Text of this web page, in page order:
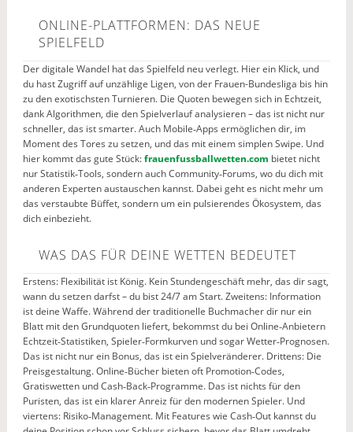
ONLINE-PLATTFORMEN: DAS NEUE
SPIELFELD
Der digitale Wandel hat das Spielfeld neu verlegt. Hier ein Klick, und
du hast Zugriff auf unzählige Ligen, von der Frauen-Bundesliga bis hin
zu den exotischsten Turnieren. Die Quoten bewegen sich in Echtzeit,
dank Algorithmen, die den Spielverlauf analysieren – das ist nicht nur
schneller, das ist smarter. Auch Mobile‑Apps ermöglichen dir, im
Moment des Tores zu setzen, und das mit einem simplen Swipe. Und
hier kommt das gute Stück:frauenfussballwetten.com bietet nicht
nur Statistik‑Tools, sondern auch Community‑Forums, wo du dich mit
anderen Experten austauschen kannst. Dabei geht es nicht mehr um
das verstaubte Büffet, sondern um ein pulsierendes Ökosystem, das
dich einbezieht.
WAS DAS FÜR DEINE WETTEN BEDEUTET
Erstens: Flexibilität ist König. Kein Stundengeschäft mehr, das dir sagt,
wann du setzen darfst – du bist 24/7 am Start. Zweitens: Information
ist deine Waffe. Während der traditionelle Buchmacher dir nur ein
Blatt mit den Grundquoten liefert, bekommst du bei Online‑Anbietern
Echtzeit‑Statistiken, Spieler‑Formkurven und sogar Wetter‑Prognosen.
Das ist nicht nur ein Bonus, das ist ein Spielveränderer. Drittens: Die
Preisgestaltung. Online‑Bücher bieten oft Promotion‑Codes,
Gratiswetten und Cash‑Back‑Programme. Das ist nichts für den
Puristen, das ist ein klarer Anreiz für den modernen Spieler. Und
viertens: Risiko‑Management. Mit Features wie Cash‑Out kannst du